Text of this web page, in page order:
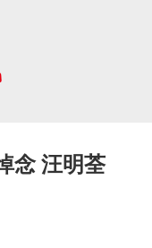
念 汪明荃